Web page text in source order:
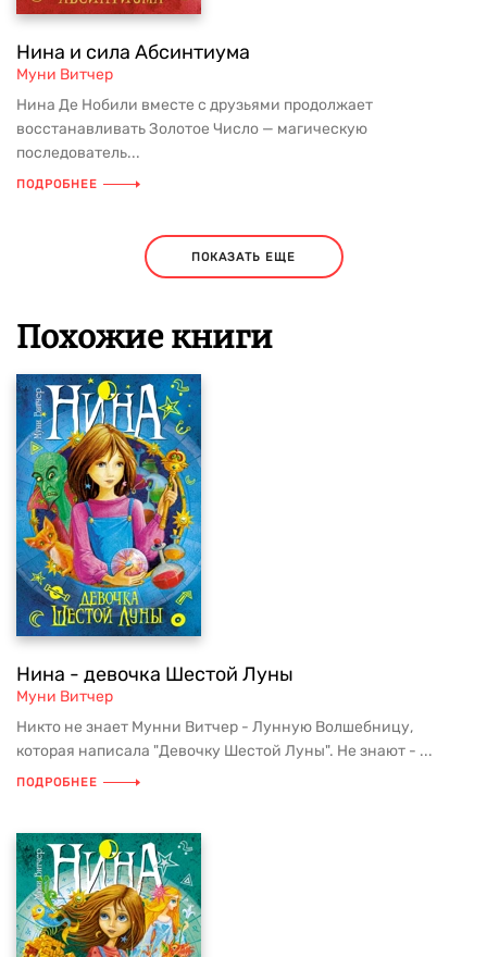
Нина и сила Абсинтиума
Муни Витчер
Нина Де Нобили вместе с друзьями продолжает
восстанавливать Золотое Число — магическую
последователь...
ПОДРОБНЕЕ
ПОКАЗАТЬ ЕЩЕ
Похожие книги
Нина - девочка Шестой Луны
Муни Витчер
Никто не знает Мунни Витчер - Лунную Волшебницу,
которая написала "Девочку Шестой Луны". Не знают - ...
ПОДРОБНЕЕ